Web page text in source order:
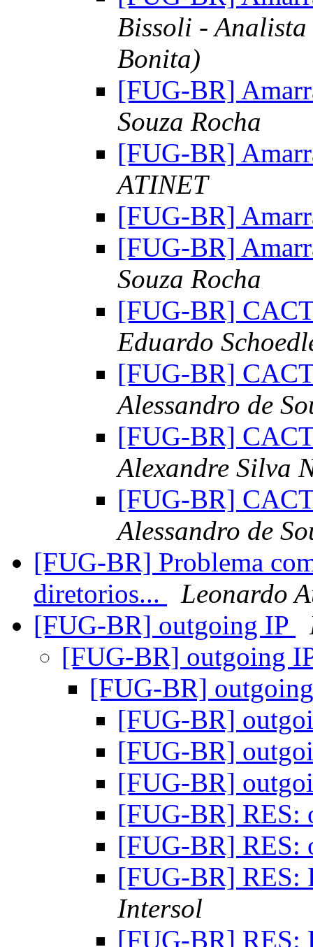
Bissoli -
Bonita)
[FUG-BR]
Souza Rocha
[FUG-BR]
ATINET
[FUG-BR]
[FUG-BR]
Souza Rocha
[FUG-BR]
Eduardo
[FUG-BR]
Alessandro de
[FUG-BR]
Alexandre Silva
[FUG-BR]
Alessandro de
[FUG-BR] Problema
diretorios...
Leonardo
[FUG-BR] outgoing IP
[FUG-BR] outgoing
[FUG-BR]
[FUG-BR]
[FUG-BR]
[FUG-BR]
[FUG-BR] RES:
[FUG-BR] RES:
[FUG-BR] RES:
Intersol
[FUG-BR] RES: